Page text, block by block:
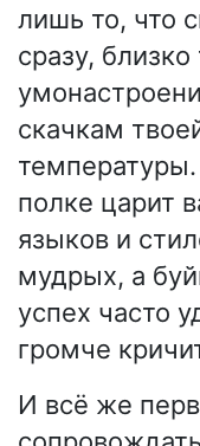
лишь то, что
сразу,
скачкам
полке царит
языков и
мудрых, а
успех часто
громче
И всё же